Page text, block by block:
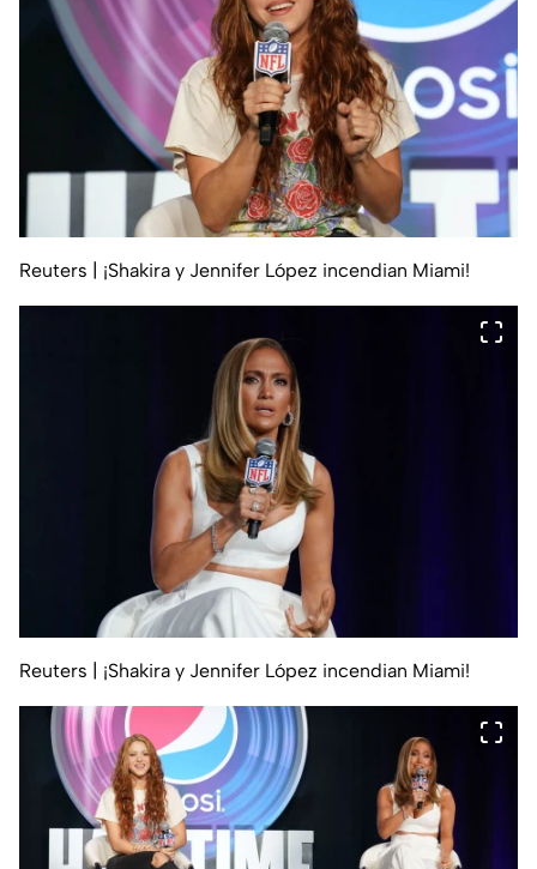
Reuters | ¡Shakira y Jennifer López incendian Miami!
Reuters | ¡Shakira y Jennifer López incendian Miami!